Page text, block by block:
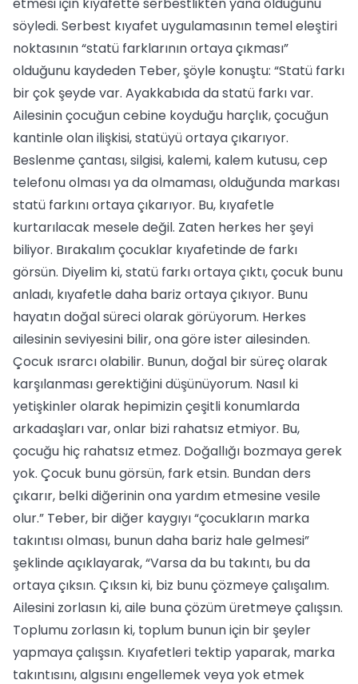
söyledi. Serbest kıyafet uygulamasının temel eleştiri
noktasının “statü farklarının ortaya çıkması”
olduğunu kaydeden Teber, şöyle konuştu: “Statü farkı
bir çok şeyde var. Ayakkabıda da statü farkı var.
Ailesinin çocuğun cebine koyduğu harçlık, çocuğun
kantinle olan ilişkisi, statüyü ortaya çıkarıyor.
Beslenme çantası, silgisi, kalemi, kalem kutusu, cep
telefonu olması ya da olmaması, olduğunda markası
statü farkını ortaya çıkarıyor. Bu, kıyafetle
kurtarılacak mesele değil. Zaten herkes her şeyi
biliyor. Bırakalım çocuklar kıyafetinde de farkı
görsün. Diyelim ki, statü farkı ortaya çıktı, çocuk bunu
anladı, kıyafetle daha bariz ortaya çıkıyor. Bunu
hayatın doğal süreci olarak görüyorum. Herkes
ailesinin seviyesini bilir, ona göre ister ailesinden.
Çocuk ısrarcı olabilir. Bunun, doğal bir süreç olarak
karşılanması gerektiğini düşünüyorum. Nasıl ki
yetişkinler olarak hepimizin çeşitli konumlarda
arkadaşları var, onlar bizi rahatsız etmiyor. Bu,
çocuğu hiç rahatsız etmez. Doğallığı bozmaya gerek
yok. Çocuk bunu görsün, fark etsin. Bundan ders
çıkarır, belki diğerinin ona yardım etmesine vesile
olur.” Teber, bir diğer kaygıyı “çocukların marka
takıntısı olması, bunun daha bariz hale gelmesi”
şeklinde açıklayarak, “Varsa da bu takıntı, bu da
ortaya çıksın. Çıksın ki, biz bunu çözmeye çalışalım.
Ailesini zorlasın ki, aile buna çözüm üretmeye çalışsın.
Toplumu zorlasın ki, toplum bunun için bir şeyler
yapmaya çalışsın. Kıyafetleri tektip yaparak, marka
takıntısını, algısını engellemek veya yok etmek